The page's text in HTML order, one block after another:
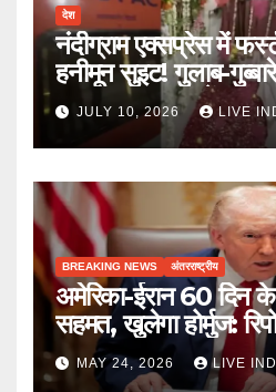
देश
नंदीग्राम एक्सप्रेस में
हनीमून सुइट! गुलाब-
You, TTE सस्पेंड
JULY 10, 2026 LIVE
BREAKING NEWS अंतरराष्ट्रीय
अमेरिका-ईरान 60 दिन के
सहमत, खुलेगा होर्मुज:
MAY 24, 2026 LIVE